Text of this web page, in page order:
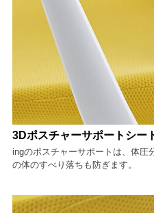
3Dポスチャーサポートシー
ingのポスチャーサポートは、体圧
の体のすべり落ちも防ぎます。